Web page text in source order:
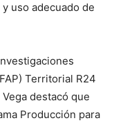
uso adecuado de
Territorial R24
destacó que
Producción para